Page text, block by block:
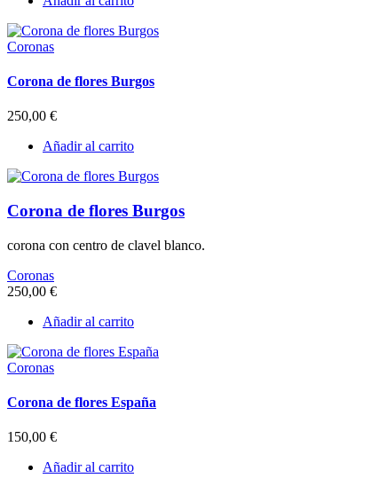
Coronas
Corona de flores Burgos
250,00 €
Añadir al carrito
Corona de flores Burgos
corona con centro de clavel blanco.
Coronas
250,00 €
Añadir al carrito
Coronas
Corona de flores España
150,00 €
Añadir al carrito